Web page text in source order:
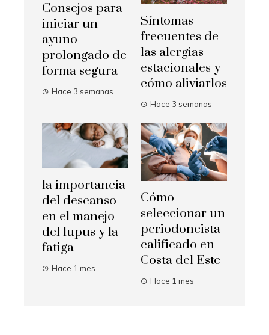
Consejos para
iniciar un
ayuno
prolongado de
forma segura
Hace 3 semanas
Síntomas
frecuentes de
las alergias
estacionales y
cómo aliviarlos
Hace 3 semanas
la importancia
del descanso
en el manejo
del lupus y la
fatiga
Hace 1 mes
Cómo
seleccionar un
periodoncista
calificado en
Costa del Este
Hace 1 mes